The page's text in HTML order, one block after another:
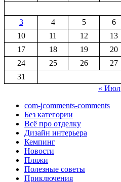
3
4 5 6
10
11 12 13
17
18 19 20
24
25 26 27
31
« Июл
com-jcomments-comments
Без категории
Всё про отделку
Дизайн интерьера
Кемпинг
Новости
Пляжи
Полезные советы
Приключения